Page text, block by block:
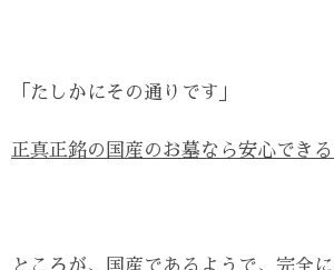
「たしかにその通りです」
正真正銘の国産のお墓なら安心できる
ところが、国産であるようで、完全